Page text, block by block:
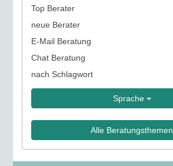
Top Berater
neue Berater
E-Mail Beratung
Chat Beratung
nach Schlagwort
Sprache
Alle Beratungsthemen